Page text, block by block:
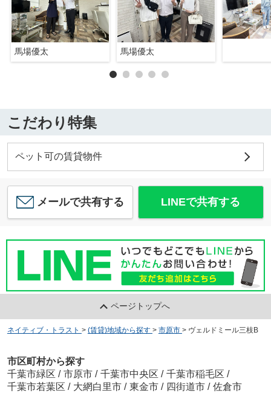
馬場優太 馬場優太
こだわり特集
ペット可の賃貸物件
メールで共有する LINEで共有する
ページトップへ
ネイティブ・トラスト > (賃貸)地域から探す > 市原市 > ヴェルドミール三枝B
市区町村から探す
千葉市緑区 / 市原市 / 千葉市中央区 / 千葉市稲毛区 /
千葉市若葉区 / 大網白里市 / 東金市 / 四街道市 / 佐倉市